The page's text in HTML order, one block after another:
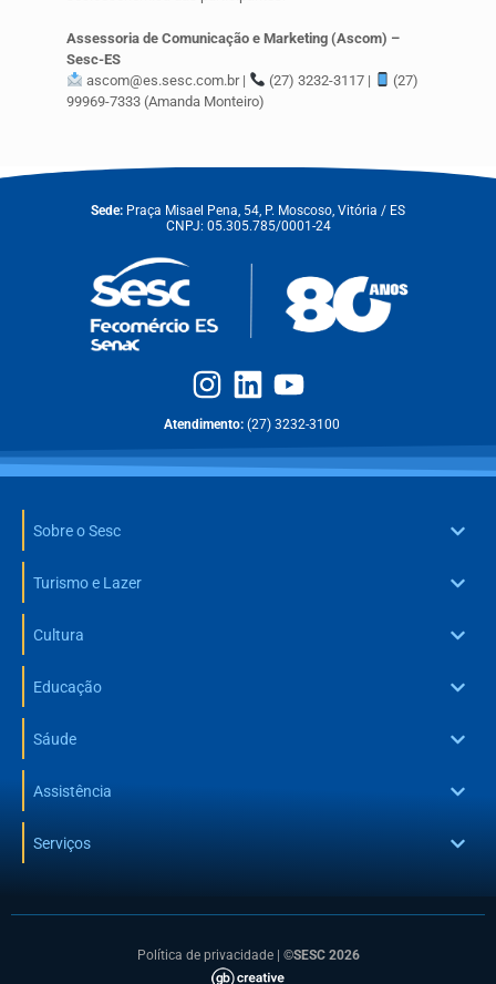
Assessoria de Comunicação e Marketing (Ascom) –
Sesc-ES
ascom@es.sesc.com.br |
(27) 3232-3117 |
(27)
99969-7333 (Amanda Monteiro)
Sede: Praça Misael Pena, 54, P. Moscoso, Vitória / ES
CNPJ: 05.305.785/0001-24
Atendimento: (27) 3232-3100
Sobre o Sesc
Turismo e Lazer
Cultura
Educação
Sáude
Assistência
Serviços
Política de privacidade| ©SESC 2026